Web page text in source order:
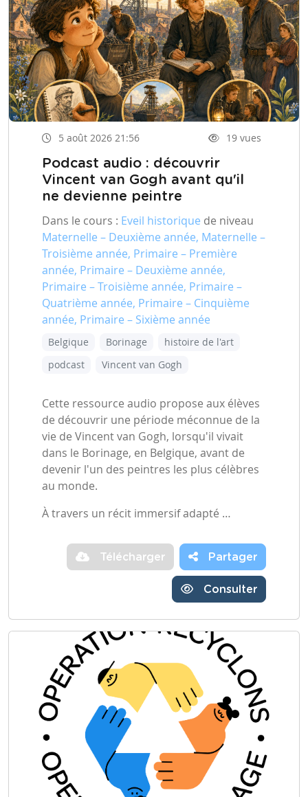
5 août 2026 21:56 19 vues
Podcast audio : découvrir
Vincent van Gogh avant qu'il
ne devienne peintre
Dans le cours : Eveil historique de niveau
Maternelle – Deuxième année, Maternelle –
Troisième année, Primaire – Première
année, Primaire – Deuxième année,
Primaire – Troisième année, Primaire –
Quatrième année, Primaire – Cinquième
année, Primaire – Sixième année
Belgique Borinage
histoire de l'art
podcast
Vincent van Gogh
Cette ressource audio propose aux élèves
de découvrir une période méconnue de la
vie de Vincent van Gogh, lorsqu'il vivait
dans le Borinage, en Belgique, avant de
devenir l'un des peintres les plus célèbres
au monde.
À travers un récit immersif adapté …
Télécharger Partager
Consulter